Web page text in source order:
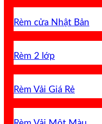
Rèm cửa Nhật Bản
Rèm 2 lớp
Rèm Vải Giá Rẻ